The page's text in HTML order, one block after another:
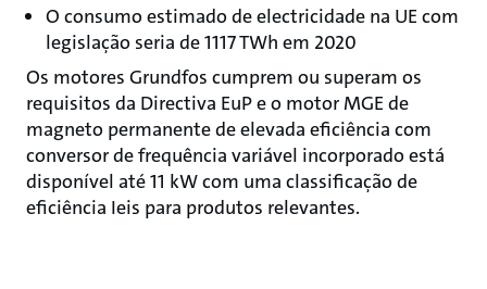
O consumo estimado de electricidade na UE com
legislação seria de 1117 TWh em 2020
Os motores Grundfos cumprem ou superam os
requisitos da Directiva EuP e o motor MGE de
magneto permanente de elevada eficiência com
conversor de frequência variável incorporado está
disponível até 11 kW com uma classificação de
eficiência Ieis para produtos relevantes.